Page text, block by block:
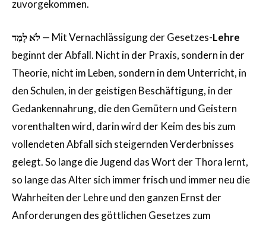
zuvorgekommen.
לֹא לָמַד — Mit Vernachlässigung der Gesetzes-Lehre
beginnt der Abfall. Nicht in der Praxis, sondern in der
Theorie, nicht im Leben, sondern in dem Unterricht, in
den Schulen, in der geistigen Beschäftigung, in der
Gedankennahrung, die den Gemütern und Geistern
vorenthalten wird, darin wird der Keim des bis zum
vollendeten Abfall sich steigernden Verderbnisses
gelegt. So lange die Jugend das Wort der Thora lernt,
so lange das Alter sich immer frisch und immer neu die
Wahrheiten der Lehre und den ganzen Ernst der
Anforderungen des göttlichen Gesetzes zum